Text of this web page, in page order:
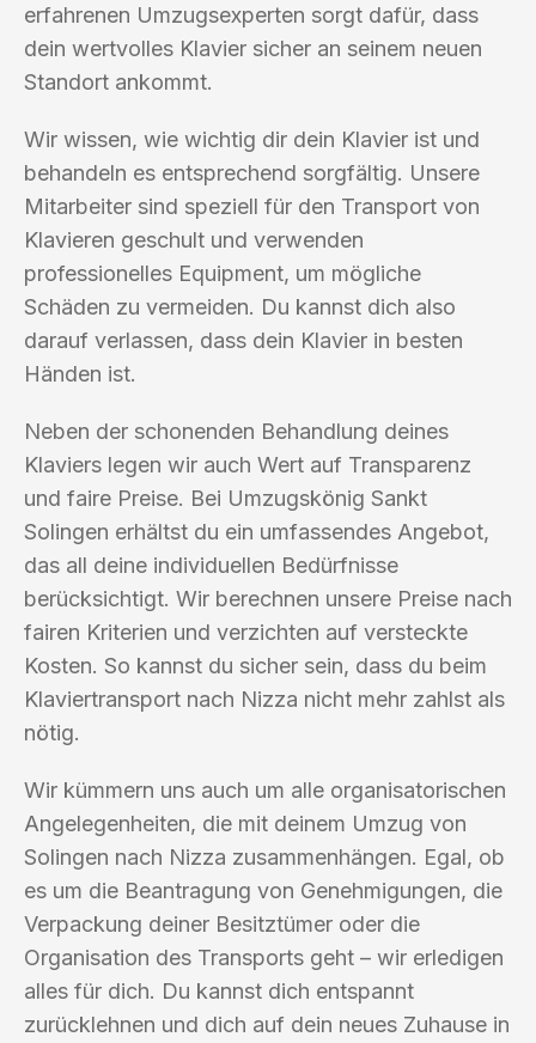
erfahrenen Umzugsexperten sorgt dafür, dass
dein wertvolles Klavier sicher an seinem neuen
Standort ankommt.
Wir wissen, wie wichtig dir dein Klavier ist und
behandeln es entsprechend sorgfältig. Unsere
Mitarbeiter sind speziell für den Transport von
Klavieren geschult und verwenden
professionelles Equipment, um mögliche
Schäden zu vermeiden. Du kannst dich also
darauf verlassen, dass dein Klavier in besten
Händen ist.
Neben der schonenden Behandlung deines
Klaviers legen wir auch Wert auf Transparenz
und faire Preise. Bei Umzugskönig Sankt
Solingen erhältst du ein umfassendes Angebot,
das all deine individuellen Bedürfnisse
berücksichtigt. Wir berechnen unsere Preise nach
fairen Kriterien und verzichten auf versteckte
Kosten. So kannst du sicher sein, dass du beim
Klaviertransport nach Nizza nicht mehr zahlst als
nötig.
Wir kümmern uns auch um alle organisatorischen
Angelegenheiten, die mit deinem Umzug von
Solingen nach Nizza zusammenhängen. Egal, ob
es um die Beantragung von Genehmigungen, die
Verpackung deiner Besitztümer oder die
Organisation des Transports geht – wir erledigen
alles für dich. Du kannst dich entspannt
zurücklehnen und dich auf dein neues Zuhause in